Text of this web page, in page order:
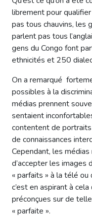
librement pour
pas tous chauvins, les
parlent pas tous
gens du Congo font
ethnicités et 250
On a remarqué
possibles à la
médias prennent
sentaient
contentent de
de connaissances
Cependant, les
d’accepter les images
« parfaits » à la télé
c’est en aspirant à
préconçues sur de
« parfaite ».